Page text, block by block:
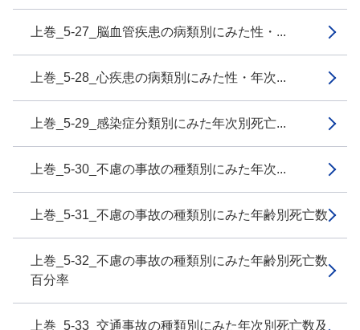
上巻_5-27_脳血管疾患の病類別にみた性・...
上巻_5-28_心疾患の病類別にみた性・年次...
上巻_5-29_感染症分類別にみた年次別死亡...
上巻_5-30_不慮の事故の種類別にみた年次...
上巻_5-31_不慮の事故の種類別にみた年齢別死亡数
上巻_5-32_不慮の事故の種類別にみた年齢別死亡数
百分率
上巻_5-33_交通事故の種類別にみた年次別死亡数及